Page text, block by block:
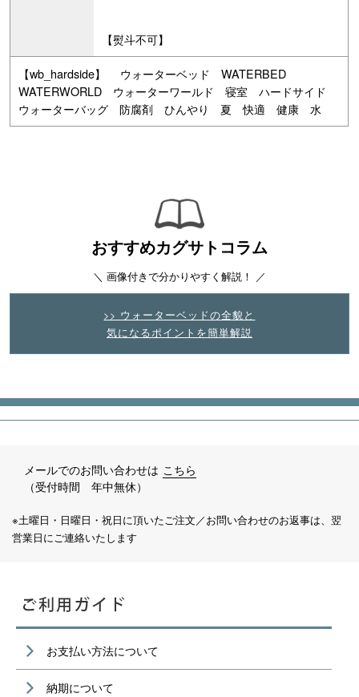
【熨斗不可】
【wb_hardside】 ウォーターベッド WATERBED
WATERWORLD ウォーターワールド 寝室 ハードサイド
ウォーターバッグ 防腐剤 ひんやり 夏 快適 健康 水
おすすめカグサトコラム
＼ 画像付きで分かりやすく解説！ ／
>> ウォーターベッドの全貌と
気になるポイントを簡単解説
メールでのお問い合わせは こちら
（受付時間 年中無休）
※土曜日・日曜日・祝日に頂いたご注文／お問い合わせのお返事は、翌
営業日にご連絡いたします
お支払い方法について
納期について